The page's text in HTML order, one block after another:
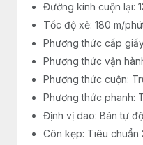
Đường kính cuộn lại:
Tốc độ xẻ: 180 m/
Phương thức cấp
Phương thức vận
Phương thức cuộn:
Phương thức phanh:
Định vị dao: Bán tự
Côn kẹp: Tiêu chuẩn